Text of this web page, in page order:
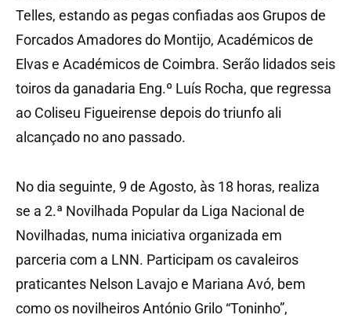
Telles, estando as pegas confiadas aos Grupos de
Forcados Amadores do Montijo, Académicos de
Elvas e Académicos de Coimbra. Serão lidados seis
toiros da ganadaria Eng.º Luís Rocha, que regressa
ao Coliseu Figueirense depois do triunfo ali
alcançado no ano passado.
No dia seguinte, 9 de Agosto, às 18 horas, realiza
se a 2.ª Novilhada Popular da Liga Nacional de
Novilhadas, numa iniciativa organizada em
parceria com a LNN. Participam os cavaleiros
praticantes Nelson Lavajo e Mariana Avó, bem
como os novilheiros António Grilo “Toninho”,